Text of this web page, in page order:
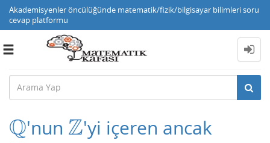
Akademisyenler öncülüğünde matematik/fizik/bilgisayar bilimleri soru
cevap platformu
Toggle
Q
Q'nun Z
Z 'yi içeren ancak